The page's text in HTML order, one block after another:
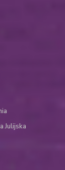
Julijska